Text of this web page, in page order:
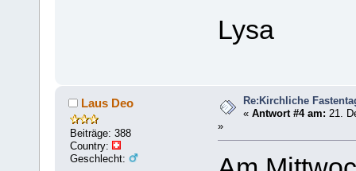
Lysa
Laus Deo
Beiträge: 388
Country:
Geschlecht:
Re:Kirchliche
«Antwort #4 am: 21.
»